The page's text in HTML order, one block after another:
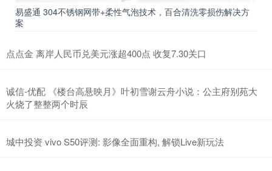
易盛通 304不锈钢网带+柔性气泡技术，百合清洗零损伤解决方
案
点点金 离岸人民币兑美元涨超400点 收复7.30关口
诚信-优配 《楼台高悬映月》叶初雪谢云舟小说：公主府别苑大
火烧了整整两个时辰
城中投资 vivo S50评测: 影像全面重构, 解锁Live新玩法